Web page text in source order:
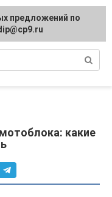
какие
предложений по